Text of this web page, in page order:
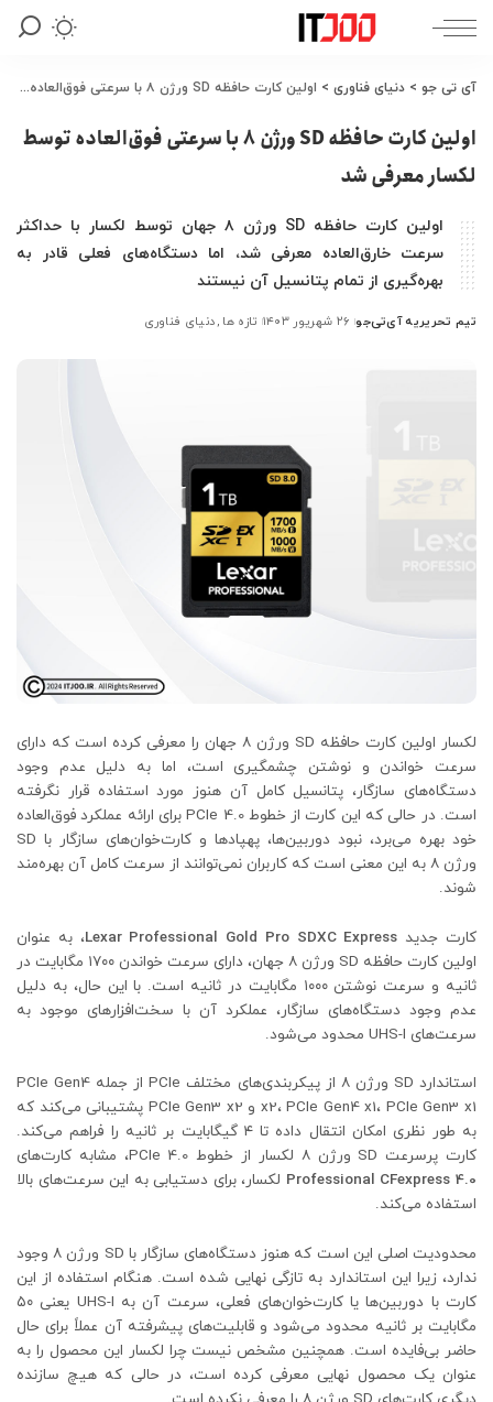
آی تی جو > دنیای فناوری > اولین کارت حافظه SD ورژن ۸ با سرعتی فوق‌العاده توسط لکسار معرفی شد
اولین کارت حافظه SD ورژن ۸ با سرعتی فوق‌العاده توسط
لکسار معرفی شد
اولین کارت حافظه SD ورژن ۸ جهان توسط لکسار با حداکثر
سرعت خارق‌العاده معرفی شد، اما دستگاه‌های فعلی قادر به
بهره‌گیری از تمام پتانسیل آن نیستند
ارسال
تیم تحریریه آی‌تی‌جو ۲۶ شهریور ۱۴۰۳ تازه ها دنیای فناوری
لکسار اولین کارت حافظه SD ورژن ۸ جهان را معرفی کرده است که دارای
سرعت خواندن و نوشتن چشمگیری است، اما به دلیل عدم وجود
دستگاه‌های سازگار، پتانسیل کامل آن هنوز مورد استفاده قرار نگرفته
است. در حالی که این کارت از خطوط PCIe 4.0 برای ارائه عملکرد فوق‌العاده
خود بهره می‌برد، نبود دوربین‌ها، پهپادها و کارت‌خوان‌های سازگار با SD
ورژن ۸ به این معنی است که کاربران نمی‌توانند از سرعت کامل آن بهره‌مند
شوند.
کارت جدید Lexar Professional Gold Pro SDXC Express، به عنوان
اولین کارت حافظه SD ورژن ۸ جهان، دارای سرعت خواندن ۱۷۰۰ مگابایت در
ثانیه و سرعت نوشتن ۱۰۰۰ مگابایت در ثانیه است. با این حال، به دلیل
عدم وجود دستگاه‌های سازگار، عملکرد آن با سخت‌افزارهای موجود به
سرعت‌های UHS-I محدود می‌شود.
استاندارد SD ورژن ۸ از پیکربندی‌های مختلف PCIe از جمله PCIe Gen4
x2، PCIe Gen4 x1، PCIe Gen3 x1 و PCIe Gen3 x2 پشتیبانی می‌کند که
به طور نظری امکان انتقال داده تا ۴ گیگابایت بر ثانیه را فراهم می‌کند.
کارت پرسرعت SD ورژن ۸ لکسار از خطوط PCIe 4.0، مشابه کارت‌های
Professional CFexpress 4.0 لکسار، برای دستیابی به این سرعت‌های بالا
استفاده می‌کند.
محدودیت اصلی این است که هنوز دستگاه‌های سازگار با SD ورژن ۸ وجود
ندارد، زیرا این استاندارد به تازگی نهایی شده است. هنگام استفاده از این
کارت با دوربین‌ها یا کارت‌خوان‌های فعلی، سرعت آن به UHS-I یعنی ۵۰
مگابایت بر ثانیه محدود می‌شود و قابلیت‌های پیشرفته آن عملاً برای حال
حاضر بی‌فایده است. همچنین مشخص نیست چرا لکسار این محصول را به
عنوان یک محصول نهایی معرفی کرده است، در حالی که هیچ سازنده